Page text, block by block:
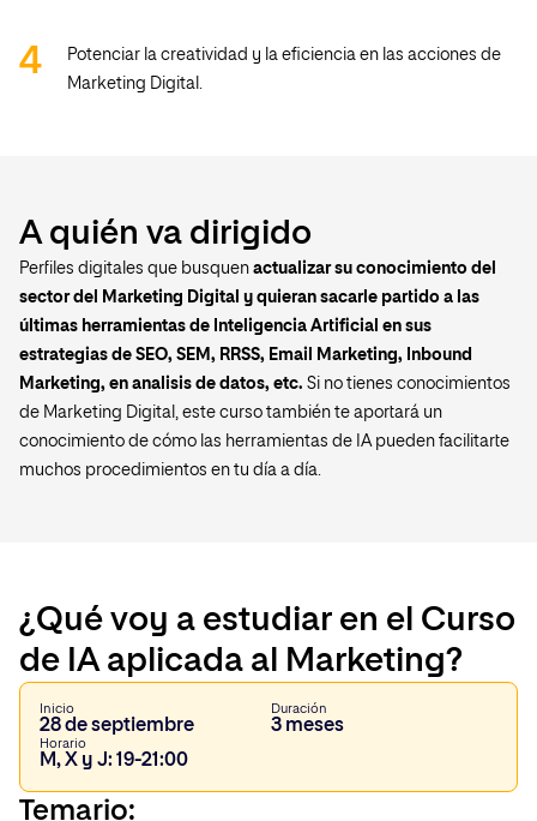
Potenciar la creatividad y la eficiencia en las acciones de
Marketing Digital.
A quién va dirigido
Perfiles digitales que busquen actualizar su conocimiento del
sector del Marketing Digital y quieran sacarle partido a las
últimas herramientas de Inteligencia Artificial en sus
estrategias de SEO, SEM, RRSS, Email Marketing, Inbound
Marketing, en analisis de datos, etc. Si no tienes conocimientos
de Marketing Digital, este curso también te aportará un
conocimiento de cómo las herramientas de IA pueden facilitarte
muchos procedimientos en tu día a día.
¿Qué voy a estudiar en el Curso
de IA aplicada al Marketing?
Inicio
28 de septiembre
Duración
3 meses
Horario
M, X y J: 19-21:00
Temario: